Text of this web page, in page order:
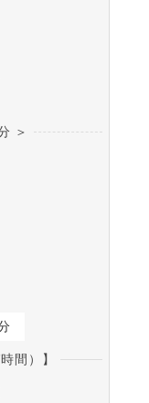
＞
間）】